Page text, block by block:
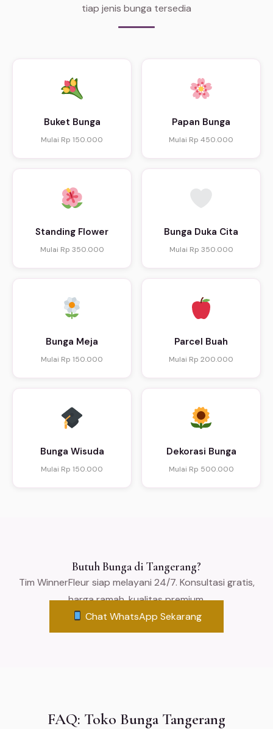
tiap jenis bunga tersedia
Buket Bunga
Mulai Rp 150.000
Papan Bunga
Mulai Rp 450.000
Standing Flower
Mulai Rp 350.000
Bunga Duka Cita
Mulai Rp 350.000
Bunga Meja
Mulai Rp 150.000
Parcel Buah
Mulai Rp 200.000
Bunga Wisuda
Mulai Rp 150.000
Dekorasi Bunga
Mulai Rp 500.000
Butuh Bunga di Tangerang?
Tim WinnerFleur siap melayani 24/7. Konsultasi gratis,
harga ramah, kualitas premium.
Chat WhatsApp Sekarang
FAQ: Toko Bunga Tangerang